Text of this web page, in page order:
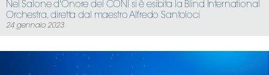
Social media
Nel Salone d'Onore del CONI si è esibita la Blind International
Orchestra, diretta dal maestro Alfredo Santoloci
24 gennaio 2023